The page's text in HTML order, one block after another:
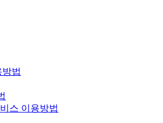
법
스 이용방법